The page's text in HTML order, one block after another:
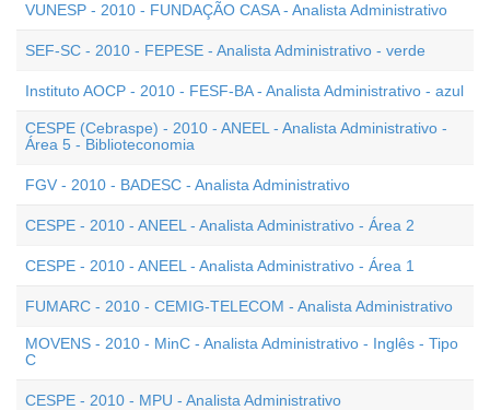
VUNESP - 2010 - FUNDAÇÃO CASA - Analista Administrativo
SEF-SC - 2010 - FEPESE - Analista Administrativo - verde
Instituto AOCP - 2010 - FESF-BA - Analista Administrativo - azul
CESPE (Cebraspe) - 2010 - ANEEL - Analista Administrativo -
Área 5 - Biblioteconomia
FGV - 2010 - BADESC - Analista Administrativo
CESPE - 2010 - ANEEL - Analista Administrativo - Área 2
CESPE - 2010 - ANEEL - Analista Administrativo - Área 1
FUMARC - 2010 - CEMIG-TELECOM - Analista Administrativo
MOVENS - 2010 - MinC - Analista Administrativo - Inglês - Tipo
C
CESPE - 2010 - MPU - Analista Administrativo